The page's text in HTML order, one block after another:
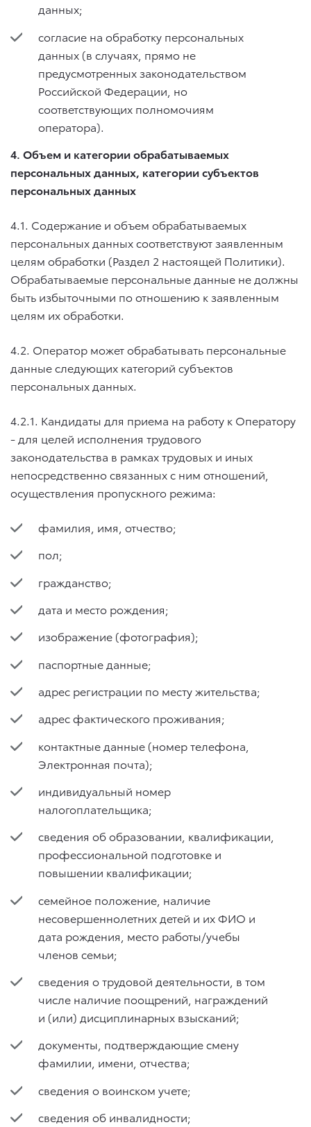
данных;
согласие на обработку персональных
данных (в случаях, прямо не
предусмотренных законодательством
Российской Федерации, но
соответствующих полномочиям
оператора).
4. Объем и категории обрабатываемых
персональных данных, категории субъектов
персональных данных
4.1. Содержание и объем обрабатываемых
персональных данных соответствуют заявленным
целям обработки (Раздел 2 настоящей Политики).
Обрабатываемые персональные данные не должны
быть избыточными по отношению к заявленным
целям их обработки.
4.2. Оператор может обрабатывать персональные
данные следующих категорий субъектов
персональных данных.
4.2.1. Кандидаты для приема на работу к Оператору
- для целей исполнения трудового
законодательства в рамках трудовых и иных
непосредственно связанных с ним отношений,
осуществления пропускного режима:
фамилия, имя, отчество;
пол;
гражданство;
дата и место рождения;
изображение (фотография);
паспортные данные;
адрес регистрации по месту жительства;
адрес фактического проживания;
контактные данные (номер телефона,
Электронная почта);
индивидуальный номер
налогоплательщика;
сведения об образовании, квалификации,
профессиональной подготовке и
повышении квалификации;
семейное положение, наличие
несовершеннолетних детей и их ФИО и
дата рождения, место работы/учебы
членов семьи;
сведения о трудовой деятельности, в том
числе наличие поощрений, награждений
и (или) дисциплинарных взысканий;
документы, подтверждающие смену
фамилии, имени, отчества;
сведения о воинском учете;
сведения об инвалидности;